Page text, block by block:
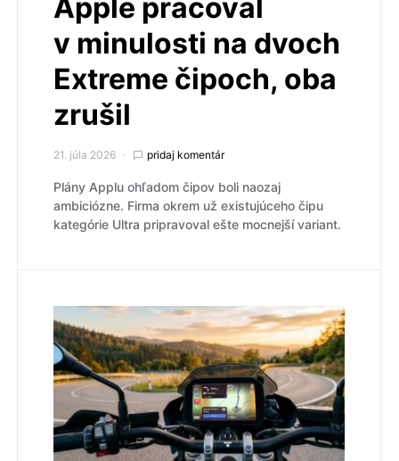
Apple pracoval
v minulosti na dvoch
Extreme čipoch, oba
zrušil
21. júla 2026 pridaj komentár
Plány Applu ohľadom čipov boli naozaj
ambiciózne. Firma okrem už existujúceho čipu
kategórie Ultra pripravoval ešte mocnejší variant.